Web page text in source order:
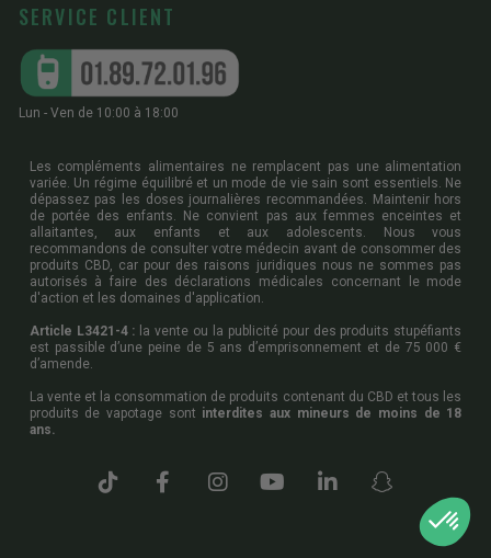
SERVICE CLIENT
Lun - Ven de 10:00 à 18:00
Les compléments alimentaires ne remplacent pas une alimentation
variée. Un régime équilibré et un mode de vie sain sont essentiels. Ne
dépassez pas les doses journalières recommandées. Maintenir hors
de portée des enfants. Ne convient pas aux femmes enceintes et
allaitantes, aux enfants et aux adolescents. Nous vous
recommandons de consulter votre médecin avant de consommer des
produits CBD, car pour des raisons juridiques nous ne sommes pas
autorisés à faire des déclarations médicales concernant le mode
d'action et les domaines d'application.
Article L3421-4 : la vente ou la publicité pour des produits stupéfiants
est passible d’une peine de 5 ans d’emprisonnement et de 75 000 €
d’amende.
La vente et la consommation de produits contenant du CBD et tous les
produits de vapotage sont interdites aux mineurs de moins de 18
ans.